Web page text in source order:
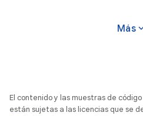
Más
El contenido y las muestras de
están sujetas a las licencias que se